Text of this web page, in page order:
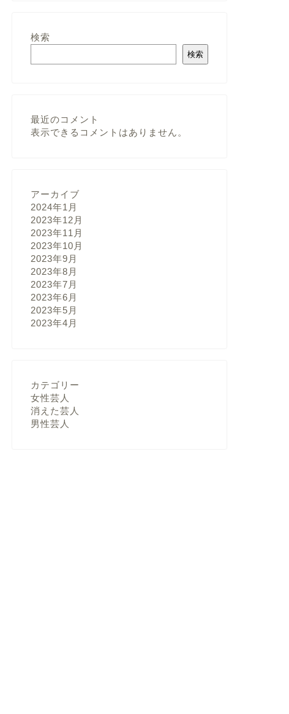
検索
検索
最近のコメント
表示できるコメントはありません。
アーカイブ
2024年1月
2023年12月
2023年11月
2023年10月
2023年9月
2023年8月
2023年7月
2023年6月
2023年5月
2023年4月
カテゴリー
女性芸人
消えた芸人
男性芸人